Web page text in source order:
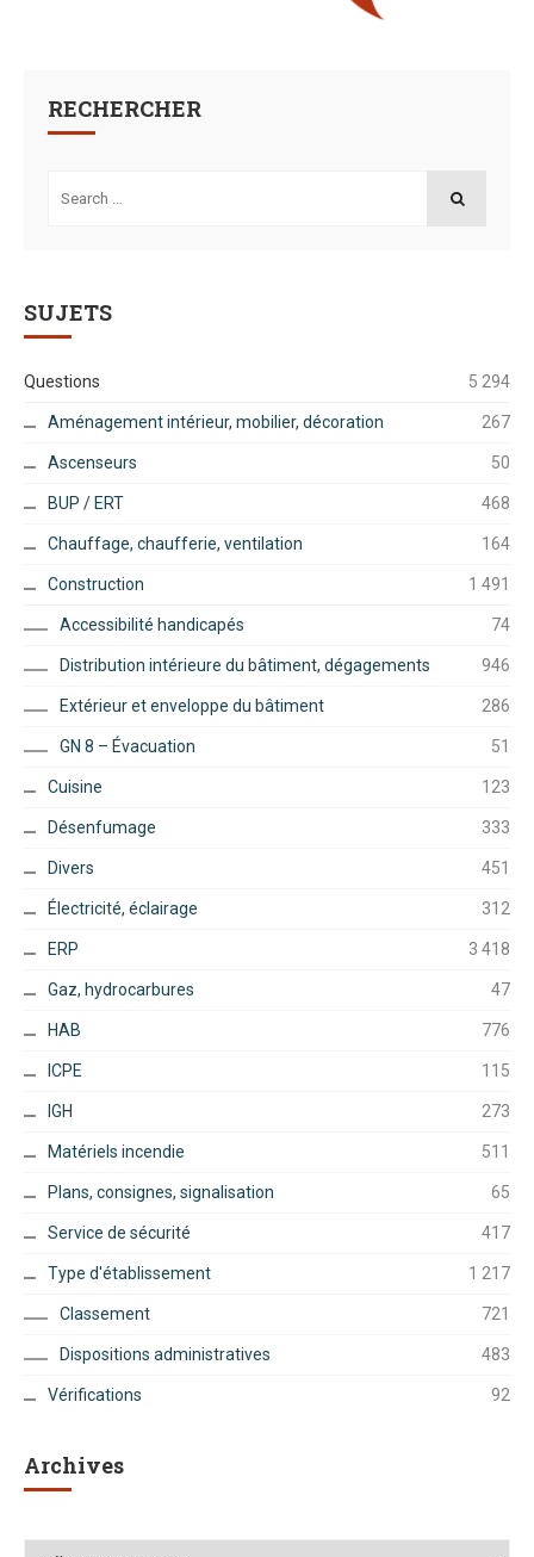
RECHERCHER
for:
SUJETS
Questions 5 294
Aménagement intérieur, mobilier, décoration 267
Ascenseurs 50
BUP / ERT 468
Chauffage, chaufferie, ventilation 164
Construction 1 491
Accessibilité handicapés 74
Distribution intérieure du bâtiment, dégagements 946
Extérieur et enveloppe du bâtiment 286
GN 8 – Évacuation 51
Cuisine 123
Désenfumage 333
Divers 451
Électricité, éclairage 312
ERP 3 418
Gaz, hydrocarbures 47
HAB 776
ICPE 115
IGH 273
Matériels incendie 511
Plans, consignes, signalisation 65
Service de sécurité 417
Type d'établissement 1 217
Classement 721
Dispositions administratives 483
Vérifications 92
Archives
Archives